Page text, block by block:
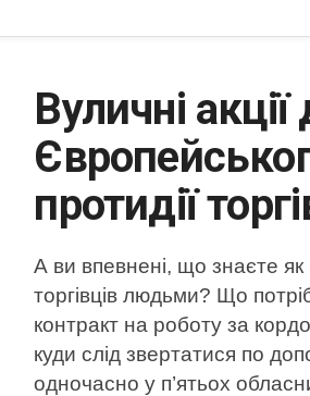
Вуличні акції
протидії
А ви впевнені, що знаєте
торгівців людьми? Що
контракт на роботу за
куди слід звертатися по
одночасно у п’ятьох